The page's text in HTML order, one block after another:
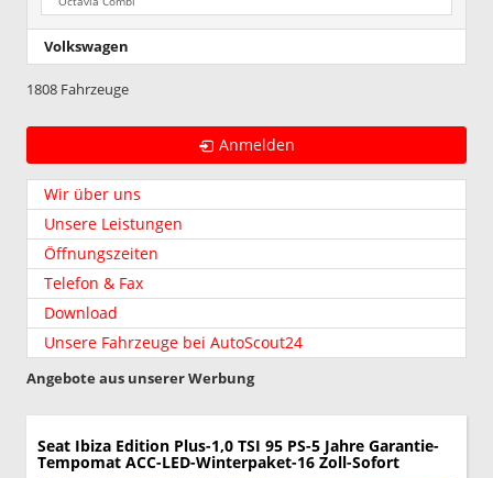
Volkswagen
1808 Fahrzeuge
Anmelden
Wir über uns
Unsere Leistungen
Öffnungszeiten
Telefon & Fax
Download
Unsere Fahrzeuge bei AutoScout24
Angebote aus unserer Werbung
Seat Ibiza Edition Plus-1,0 TSI 95 PS-5 Jahre Garantie-
Tempomat ACC-LED-Winterpaket-16 Zoll-Sofort